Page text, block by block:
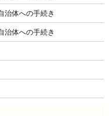
治体への手続き
治体への手続き